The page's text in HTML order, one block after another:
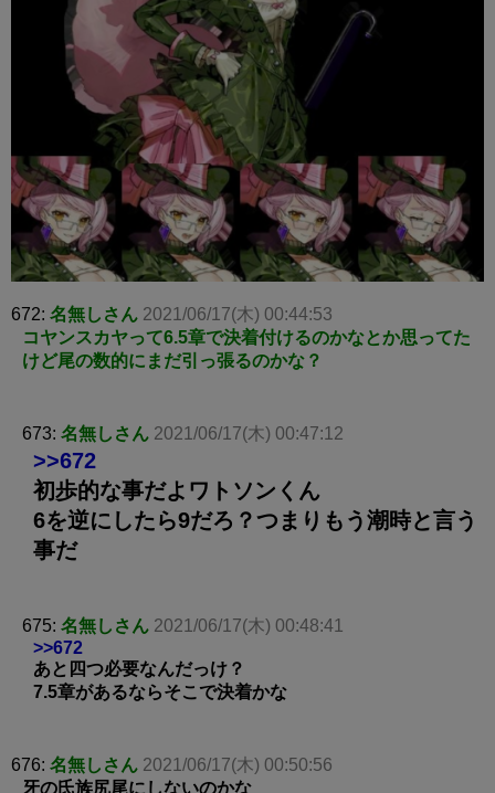
672: 名無しさん 2021/06/17(木) 00:44:53
コヤンスカヤって6.5章で決着付けるのかなとか思ってた
けど尾の数的にまだ引っ張るのかな？
673: 名無しさん 2021/06/17(木) 00:47:12
>>672
初歩的な事だよワトソンくん
6を逆にしたら9だろ？つまりもう潮時と言う
事だ
675: 名無しさん 2021/06/17(木) 00:48:41
>>672
あと四つ必要なんだっけ？
7.5章があるならそこで決着かな
676: 名無しさん 2021/06/17(木) 00:50:56
牙の氏族尻尾にしないのかな